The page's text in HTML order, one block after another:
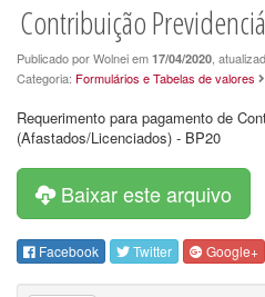
Contribuição
Publicado por Wolnei em 17/04/2020 ,
Categoria: Formulários e Tabelas de valores
Requerimento para pagamento de
(Afastados/Licenciados) - BP20
Baixar este arquivo
Facebook Twitter Google+